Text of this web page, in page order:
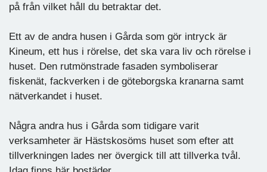
på från vilket håll du betraktar det.
Ett av de andra husen i Gårda som gör intryck är
Kineum, ett hus i rörelse, det ska vara liv och rörelse i
huset. Den rutmönstrade fasaden symboliserar
fiskenät, fackverken i de göteborgska kranarna samt
nätverkandet i huset.
Några andra hus i Gårda som tidigare varit
verksamheter är Hästskosöms huset som efter att
tillverkningen lades ner övergick till att tillverka tvål.